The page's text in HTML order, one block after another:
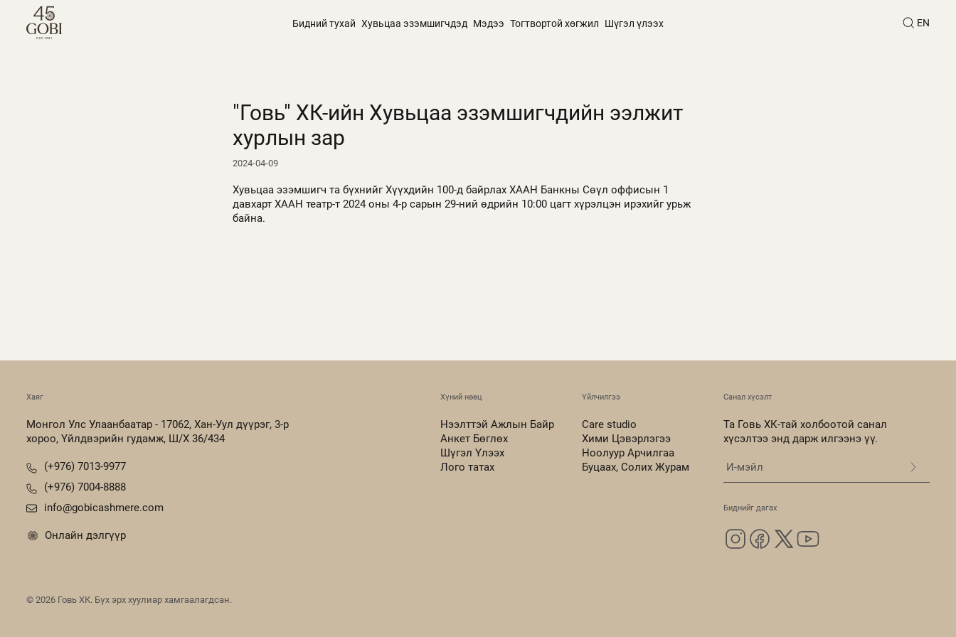
Бидний тухай Хувьцаа эзэмшигчдэд Мэдээ Тогтвортой хөгжил Шүгэл үлээх EN
"Говь" ХК-ийн Хувьцаа эзэмшигчдийн ээлжит
хурлын зар
2024-04-09
Хувьцаа эзэмшигч та бүхнийг Хүүхдийн 100-д байрлах ХААН Банкны Сөүл оффисын 1
давхарт ХААН театр-т 2024 оны 4-р сарын 29-ний өдрийн 10:00 цагт хүрэлцэн ирэхийг урьж
байна.
Хаяг
Монгол Улс Улаанбаатар - 17062, Хан-Уул дүүрэг, 3-р
хороо, Үйлдвэрийн гудамж, Ш/Х 36/434
(+976) 7013-9977
(+976) 7004-8888
info@gobicashmere.com
Онлайн дэлгүүр
Хүний нөөц
Нээлттэй Ажлын Байр
Анкет Бөглөх
Шүгэл Үлээх
Лого татах
Үйлчилгээ
Care studio
Хими Цэвэрлэгээ
Ноолуур Арчилгаа
Буцаах, Солих Журам
Санал хүсэлт
Та Говь ХК-тай холбоотой санал
хүсэлтээ энд дарж илгээнэ үү.
Биднийг дагах
©2026 Говь ХК. Бүх эрх хуулиар хамгаалагдсан.